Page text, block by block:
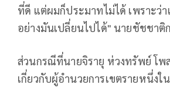
ที่ดี แต่ผมก็ประมาทไม่ได้ เพราะว่า
อย่างมันเปลี่ยนไปได้" นายชัชชาติ
ส่วนกรณีที่นายจิรายุ ห่วงทรัพย์ โพ
เกี่ยวกับผู้อำนวยการเขตรายหนึ่งใ